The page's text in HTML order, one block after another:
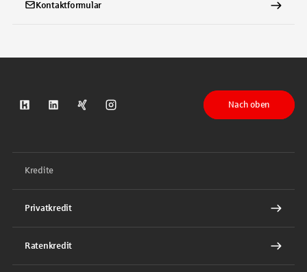
Kontaktformular
S-Kreditpartner auf Kununu
S-Kreditpartner auf LinkedIn
S-Kreditpartner auf Xing
S-Kreditpartner auf Instagram
Nach oben
Kredite
Privatkredit
Ratenkredit